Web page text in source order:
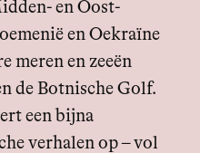
en Oost-
en Oekraïne
meren en zeeën
de Botnische Golf.
een bijna
verhalen op – vol